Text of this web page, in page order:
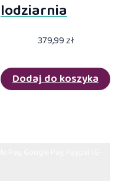
lodziarnia
379,99zł
Dodaj do koszyka